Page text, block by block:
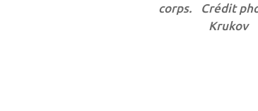
corps.
Crédit
Krukov